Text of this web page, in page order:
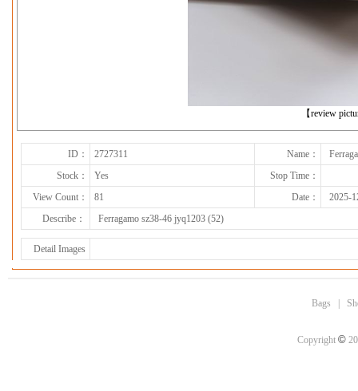
【review
ID： 2727311 Name：
Stock：
Yes
Stop Time：
View Count：
81 Date：
2025-
Describe：
Ferragamo sz38-46 jyq1203 (52)
Detail Images
Bags
Copyright ©